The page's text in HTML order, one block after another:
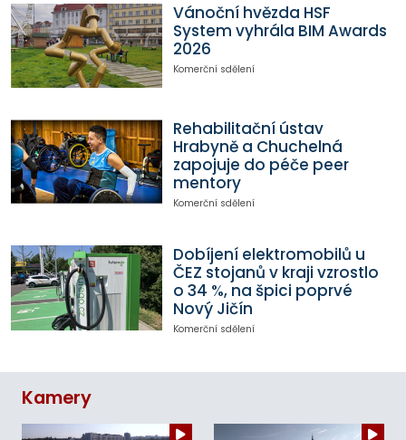
Vánoční hvězda HSF
System vyhrála BIM Awards
2026
Komerční sdělení
Rehabilitační ústav
Hrabyně a Chuchelná
zapojuje do péče peer
mentory
Komerční sdělení
Dobíjení elektromobilů u
ČEZ stojanů v kraji vzrostlo
o 34 %, na špici poprvé
Nový Jičín
Komerční sdělení
Kamery